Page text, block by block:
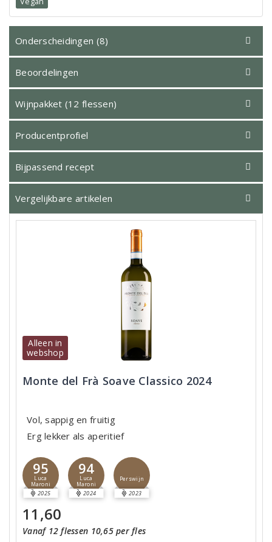
Onderscheidingen (8)
Beoordelingen
Wijnpakket (12 flessen)
Producentprofiel
Bijpassend recept
Vergelijkbare artikelen
Alleen in
webshop
Monte del Frà Soave Classico 2024
Vol, sappig en fruitig
Erg lekker als aperitief
95
Luca
Maroni
2025
94
Luca
Maroni
2024
Perswijn
2023
11,60
Vanaf 12 flessen 10,65 per fles